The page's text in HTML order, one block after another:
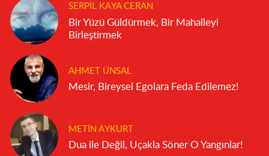
SERPIL KAYA CERAN
Bir Yüzü Güldürmek, Bir Mahalleyi
Birleştirmek
AHMET ÜNSAL
Mesir, Bireysel Egolara Feda Edilemez!
METIN AYKURT
Dua ile Değil, Uçakla Söner O Yangınlar!